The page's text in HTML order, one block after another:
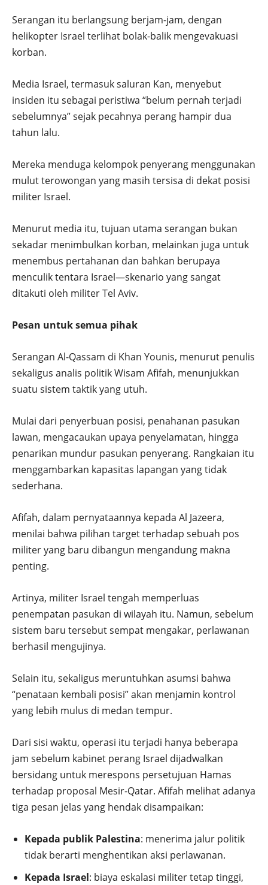
Serangan itu berlangsung berjam-jam, dengan
helikopter Israel terlihat bolak-balik mengevakuasi
korban.
Media Israel, termasuk saluran Kan, menyebut
insiden itu sebagai peristiwa “belum pernah terjadi
sebelumnya” sejak pecahnya perang hampir dua
tahun lalu.
Mereka menduga kelompok penyerang menggunakan
mulut terowongan yang masih tersisa di dekat posisi
militer Israel.
Menurut media itu, tujuan utama serangan bukan
sekadar menimbulkan korban, melainkan juga untuk
menembus pertahanan dan bahkan berupaya
menculik tentara Israel—skenario yang sangat
ditakuti oleh militer Tel Aviv.
Pesan untuk semua pihak
Serangan Al-Qassam di Khan Younis, menurut penulis
sekaligus analis politik Wisam Afifah, menunjukkan
suatu sistem taktik yang utuh.
Mulai dari penyerbuan posisi, penahanan pasukan
lawan, mengacaukan upaya penyelamatan, hingga
penarikan mundur pasukan penyerang. Rangkaian itu
menggambarkan kapasitas lapangan yang tidak
sederhana.
Afifah, dalam pernyataannya kepada Al Jazeera,
menilai bahwa pilihan target terhadap sebuah pos
militer yang baru dibangun mengandung makna
penting.
Artinya, militer Israel tengah memperluas
penempatan pasukan di wilayah itu. Namun, sebelum
sistem baru tersebut sempat mengakar, perlawanan
berhasil mengujinya.
Selain itu, sekaligus meruntuhkan asumsi bahwa
“penataan kembali posisi” akan menjamin kontrol
yang lebih mulus di medan tempur.
Dari sisi waktu, operasi itu terjadi hanya beberapa
jam sebelum kabinet perang Israel dijadwalkan
bersidang untuk merespons persetujuan Hamas
terhadap proposal Mesir-Qatar. Afifah melihat adanya
tiga pesan jelas yang hendak disampaikan:
Kepada publik Palestina: menerima jalur politik
tidak berarti menghentikan aksi perlawanan.
Kepada Israel: biaya eskalasi militer tetap tinggi,